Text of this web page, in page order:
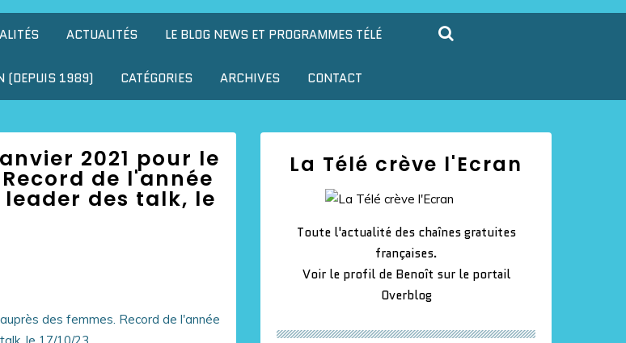
ACTUALITÉS LE BLOG NEWS ET PROGRAMMES TÉLÉ
(DEPUIS 1989) CATÉGORIES ARCHIVES CONTACT
2021 pour le
de l'année
des talk, le
La Télé crève l'Ecran
Toute l'actualité des chaînes gratuites
françaises.
Voir le profil de Benoît sur le portail
Overblog